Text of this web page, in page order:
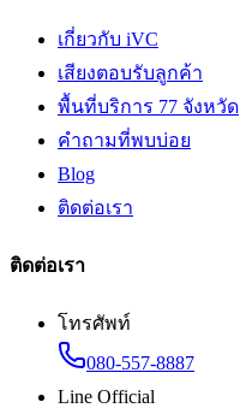
เกี่ยวกับ iVC
เสียงตอบรับลูกค้า
พื้นที่บริการ 77 จังหวัด
คำถามที่พบบ่อย
Blog
ติดต่อเรา
ติดต่อเรา
โทรศัพท์
080-557-8887
Line Official